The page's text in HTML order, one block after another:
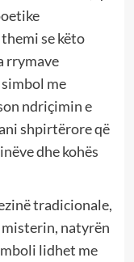
se këto
rrymave
me
ndriçimin e
shpirtërore që
dhe kohës
tradicionale,
misterin, natyrën
lidhet me